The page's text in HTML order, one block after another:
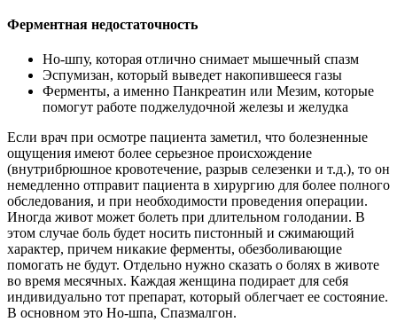
Ферментная недостаточность
Но-шпу, которая отлично снимает мышечный спазм
Эспумизан, который выведет накопившееся газы
Ферменты, а именно Панкреатин или Мезим, которые
помогут работе поджелудочной железы и желудка
Если врач при осмотре пациента заметил, что болезненные
ощущения имеют более серьезное происхождение
(внутрибрюшное кровотечение, разрыв селезенки и т.д.), то он
немедленно отправит пациента в хирургию для более полного
обследования, и при необходимости проведения операции.
Иногда живот может болеть при длительном голодании. В
этом случае боль будет носить пистонный и сжимающий
характер, причем никакие ферменты, обезболивающие
помогать не будут. Отдельно нужно сказать о болях в животе
во время месячных. Каждая женщина подирает для себя
индивидуально тот препарат, который облегчает ее состояние.
В основном это Но-шпа, Спазмалгон.